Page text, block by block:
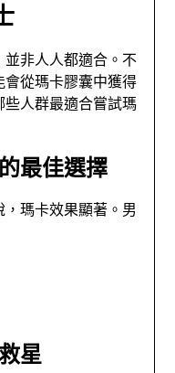
非人人都適合。不
從瑪卡膠囊中獲得
人群最適合嘗試瑪
最佳選擇
瑪卡效果顯著。男
星